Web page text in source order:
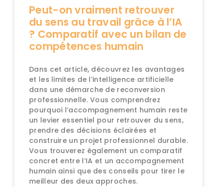
Peut-on vraiment retrouver
du sens au travail grâce à l’IA
? Comparatif avec un bilan de
compétences humain
Dans cet article, découvrez les avantages
et les limites de l’intelligence artificielle
dans une démarche de reconversion
professionnelle. Vous comprendrez
pourquoi l’accompagnement humain reste
un levier essentiel pour retrouver du sens,
prendre des décisions éclairées et
construire un projet professionnel durable.
Vous trouverez également un comparatif
concret entre l’IA et un accompagnement
humain ainsi que des conseils pour tirer le
meilleur des deux approches.